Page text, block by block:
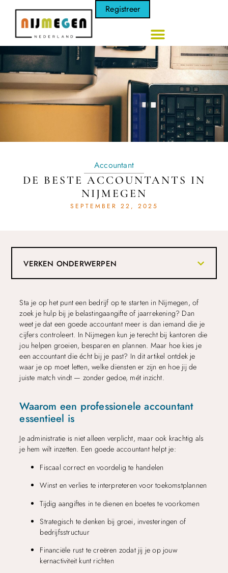
Registreer
Accountant
DE BESTE ACCOUNTANTS IN
NIJMEGEN
SEPTEMBER 22, 2025
Sta je op het punt een bedrijf op te starten in Nijmegen, of
zoek je hulp bij je belastingaangifte of jaarrekening? Dan
weet je dat een goede accountant meer is dan iemand die je
cijfers controleert. In Nijmegen kun je terecht bij kantoren die
jou helpen groeien, besparen en plannen. Maar hoe kies je
een accountant die écht bij je past? In dit artikel ontdek je
waar je op moet letten, welke diensten er zijn en hoe jij de
juiste match vindt — zonder gedoe, mét inzicht.
Waarom een professionele accountant
essentieel is
Je administratie is niet alleen verplicht, maar ook krachtig als
je hem wilt inzetten. Een goede accountant helpt je:
Fiscaal correct en voordelig te handelen
Winst en verlies te interpreteren voor toekomstplannen
Tijdig aangiftes in te dienen en boetes te voorkomen
Strategisch te denken bij groei, investeringen of
bedrijfsstructuur
Financiële rust te creëren zodat jij je op jouw
kernactiviteit kunt richten
VERKEN ONDERWERPEN